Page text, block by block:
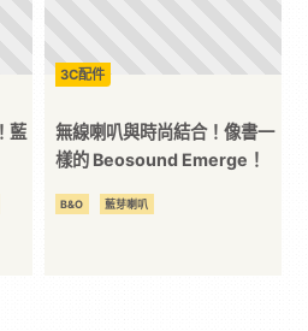
藍
3C配件
無線喇叭與時尚結合！像書一
樣的 Beosound Emerge！
B&O 藍芽喇叭